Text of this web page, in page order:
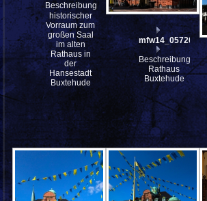
Beschreibung:
historischer
Vorraum zum
großen Saal
im alten
Rathaus in
der
Hansestadt
Buxtehude
mfw14_057202st
Beschreibung:
Rathaus
Buxtehude